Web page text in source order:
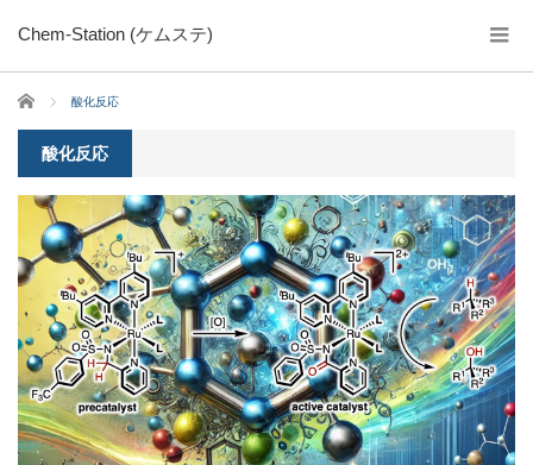
Chem-Station (ケムステ)
ホーム 酸化反応
酸化反応